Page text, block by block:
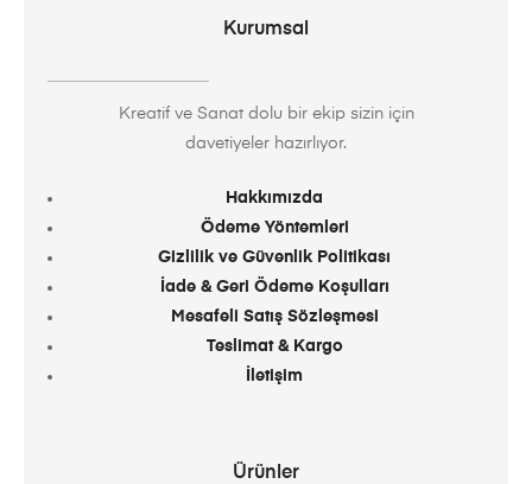
Kurumsal
Kreatif ve Sanat dolu bir ekip sizin için
davetiyeler hazırlıyor.
Hakkımızda
Ödeme Yöntemleri
Gizlilik ve Güvenlik Politikası
İade & Geri Ödeme Koşulları
Mesafeli Satış Sözleşmesi
Teslimat & Kargo
İletişim
Ürünler